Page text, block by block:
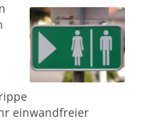
einwandfreier